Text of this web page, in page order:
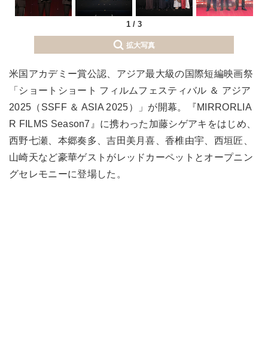
1 / 3
拡大写真
米国アカデミー賞公認、アジア最大級の国際短編映画祭
「ショートショート フィルムフェスティバル ＆ アジア
2025（SSFF ＆ ASIA 2025）」が開幕。『MIRRORLIA
R FILMS Season7』に携わった加藤シゲアキをはじめ、
西野七瀬、本郷奏多、吉田美月喜、香椎由宇、西垣匠、
山崎天など豪華ゲストがレッドカーペットとオープニン
グセレモニーに登場した。